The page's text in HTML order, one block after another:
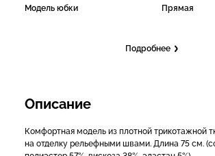
Модель юбки Прямая
Подробнее
Описание
Комфортная модель из плотной трикотажной
на отделку рельефными швами. Длина 75 см.